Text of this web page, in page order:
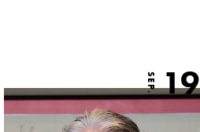
SEP. 19